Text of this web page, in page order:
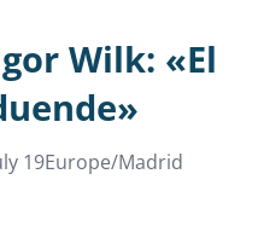
Wilk: «El
19Europe/Madrid